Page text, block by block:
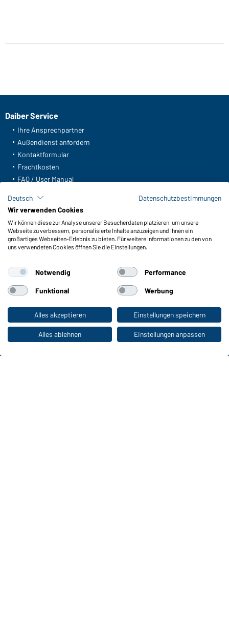
Zum Privatkunden-Shop
Daiber Service
Ihre Ansprechpartner
Außendienst anfordern
Kontaktformular
Frachtkosten
FAQ / User Manual
Meldeportal nach Hinweisgeberschutz
Funktionen & Pflege
Produkteigenschaften
Pflegehinweise
Farben
WORKWEAR COLLECTION
Die ideale Wahl für Professionals: Kollektionen
entdecken!
Deutsch
Datenschutzbestimmungen
Wir verwenden Cookies
Wir können diese zur Analyse unserer Besucherdaten platzieren, um unsere
Webseite zu verbessern, personalisierte Inhalte anzuzeigen und Ihnen ein
großartiges Webseiten-Erlebnis zu bieten. Für weitere Informationen zu den von
uns verwendeten Cookies öffnen Sie die Einstellungen.
Notwendig Performance
Funktional Werbung
Alles akzeptieren Einstellungen speichern
Alles ablehnen Einstellungen anpassen